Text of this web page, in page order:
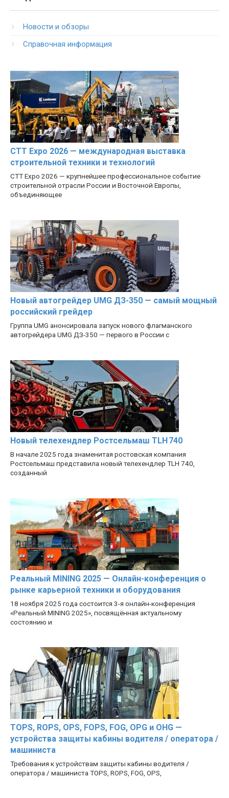
Новости и обзоры
Справочная информация
CTT Expo 2026 — международная выставка
строительной техники и технологий
CTT Expo 2026 — крупнейшее профессиональное событие
строительной отрасли России и Восточной Европы,
объединяющее
Новый автогрейдер UMG ДЗ-350 — самый мощный
российский грейдер
Группа UMG анонсировала запуск нового флагманского
автогрейдера UMG ДЗ-350 — первого в России с
Новый телехендлер Ростсельмаш TLH 740
В начале 2025 года знаменитая ростовская компания
Ростсельмаш представила новый телехендлер TLH 740,
созданный
Реальный MINING 2025 — Онлайн-конференция о
рынке карьерной техники и оборудования
18 ноября 2025 года состоится 3-я онлайн-конференция
«Реальный MINING 2025», посвящённая актуальному
состоянию и
TOPS, ROPS, OPS, FOPS, FOG, OPG и OHG —
устройства защиты кабины водителя / оператора /
машиниста
Требования к устройствам защиты кабины водителя /
оператора / машиниста TOPS, ROPS, FOG, OPS,